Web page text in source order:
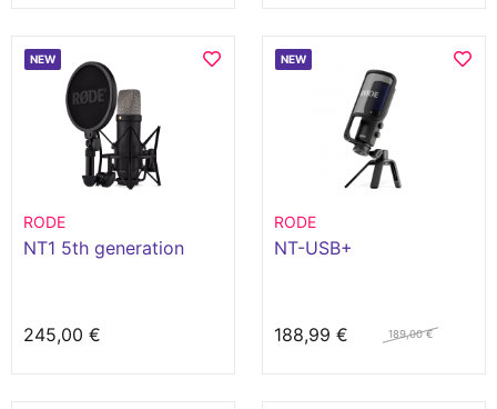
NEW
RODE
NT1 5th generation
245,00 €
NEW
RODE
NT-USB+
188,99 € 189,00 €